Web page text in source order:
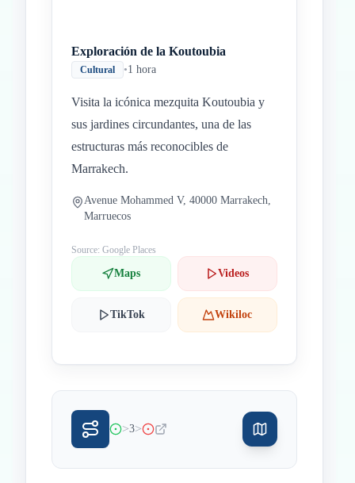
Exploración de la Koutoubia
Cultural •1 hora
Visita la icónica mezquita Koutoubia y
sus jardines circundantes, una de las
estructuras más reconocibles de
Marrakech.
Avenue Mohammed V, 40000 Marrakech,
Marruecos
Source: Google Places
Maps Videos
TikTok Wikiloc
>3>